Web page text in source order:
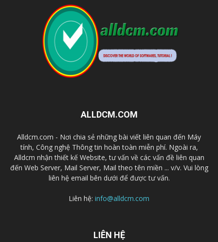
ALLDCM.COM
Alldcm.com - Nơi chia sẻ những bài viết liên quan đến Máy
tính, Công nghệ Thông tin hoàn toàn miễn phí. Ngoài ra,
Alldcm nhận thiết kế Website, tư vấn về các vấn đề liên quan
đến Web Server, Mail Server, Mail theo tên miền ... v/v. Vui lòng
liên hệ email bên dưới để được tư vấn.
Liên hệ: info@alldcm.com
LIÊN HỆ